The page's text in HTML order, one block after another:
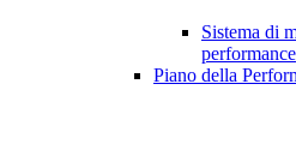
Sistema di
performance
Piano della